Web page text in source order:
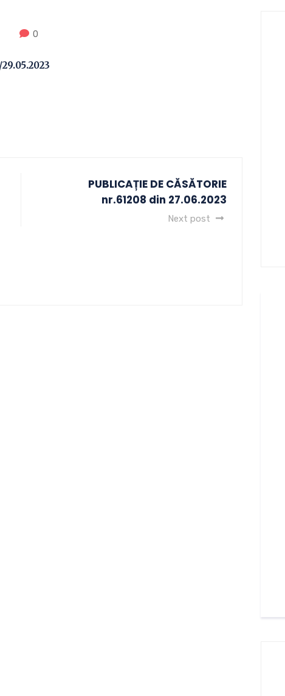
0
PUBLICAȚIE DE CĂSĂTORIE
nr.61208 din 27.06.2023
Next post